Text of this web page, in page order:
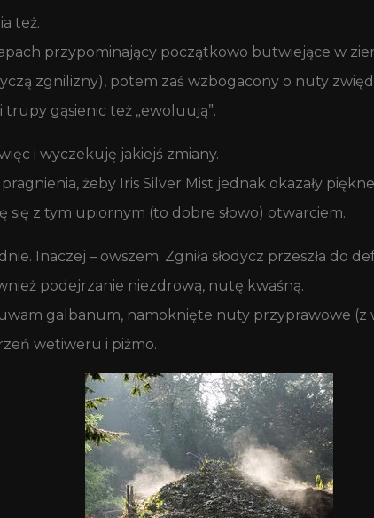
też.
przypominający początkowo butwiejące w
zgnilizny), potem zaś wzbogacony o nuty
trupy gąsienic też „ewoluują”.
i wyczekuję jakiejś zmiany.
żeby Iris Silver Mist jednak okazały
się z tym upiornym (to dobre słowo) otwarciem.
Inaczej – owszem. Zgniła słodycz przeszła do
podejrzanie niezdrową, nutę kwaśną.
galbanum, namoknięte nuty przyprawowe
wetiweru i piżmo.